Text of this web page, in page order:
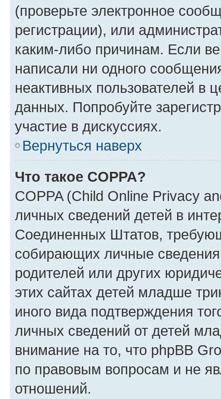
(проверьте электронное
регистрации), или
каким-либо причинам. Если
написали ни одного
неактивных пользователей в
данных. Попробуйте
участие в дискуссиях.
Вернуться наверх
Что такое COPPA?
COPPA (Child Online Privacy
личных сведений детей в
Соединенных Штатов,
собирающих личные
родителей или других
этих сайтах детей младше
иного вида подтверждения
личных сведений от детей
внимание на то, что phpBB
по правовым вопросам и не
отношений.